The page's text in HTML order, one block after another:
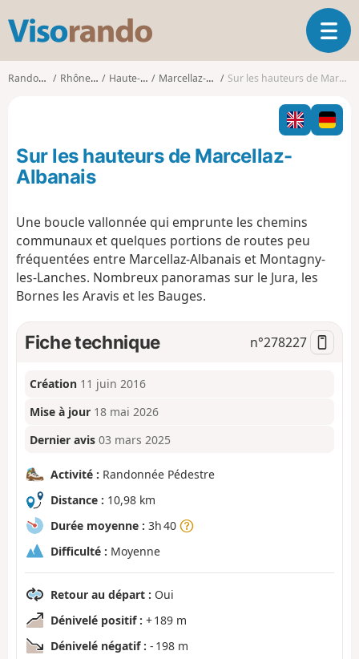
s
o
o
O
u
v
i
r
l
n
Randonnées Rhône-Alpes Haute-Savoie Marcellaz-Albanais Sur les hauteurs de Marcellaz-Albanais
Sur les hauteurs de Marcellaz-
Albanais
Une boucle vallonnée qui emprunte les chemins
communaux et quelques portions de routes peu
fréquentées entre Marcellaz-Albanais et Montagny-
les-Lanches. Nombreux panoramas sur le Jura, les
Bornes les Aravis et les Bauges.
Fiche technique n°278227
Création 11 juin 2016
Mise à jour 18 mai 2026
Dernier avis 03 mars 2025
Activité : Randonnée Pédestre
Distance : 10,98 km
Durée moyenne : 3h 40
Difficulté : Moyenne
Retour au départ : Oui
Dénivelé positif : + 189 m
Dénivelé négatif : - 198 m